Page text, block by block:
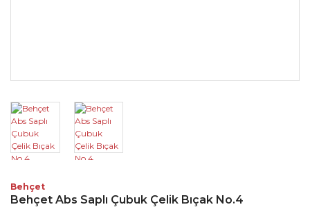
Behçet
Behçet Abs Saplı Çubuk Çelik Bıçak No.4